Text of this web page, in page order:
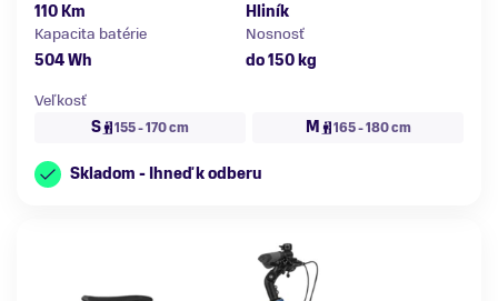
110 Km
Hliník
Kapacita batérie
504 Wh
Nosnosť
do 150 kg
Veľkosť
S
155 - 170 cm M 165 - 180 cm
Skladom - Ihneď k odberu